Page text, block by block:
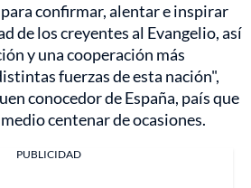
confirmar, alentar e inspirar
de los creyentes al Evangelio, así
y una cooperación más
fuerzas de esta nación",
conocedor de España, país que
centenar de ocasiones.
PUBLICIDAD